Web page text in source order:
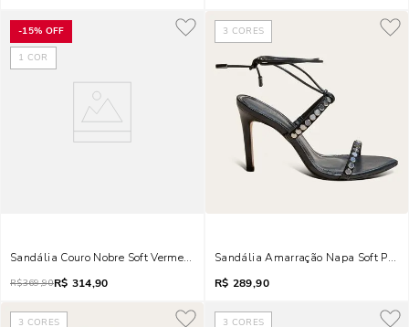
-15% OFF
1 COR
Sandália Couro Nobre Soft Vermelho Merlot Salto Grosso
R$369,90R$ 314,90
3 CORES
Sandália Amarração Napa Soft
R$ 289,90
3 CORES 3 CORES